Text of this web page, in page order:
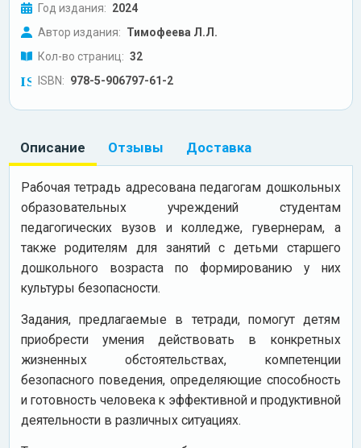
Год издания: 2024
Автор издания: Тимофеева Л.Л.
Кол-во страниц: 32
ISBN: 978-5-906797-61-2
Описание Отзывы Доставка
Рабочая тетрадь адресована педагогам дошкольных
образовательных учреждений студентам
педагогических вузов и колледже, гувернерам, а
также родителям для занятий с детьми старшего
дошкольного возраста по формированию у них
культуры безопасности.
Задания, предлагаемые в тетради, помогут детям
приобрести умения действовать в конкретных
жизненных обстоятельствах, компетенции
безопасного поведения, определяющие способность
и готовность человека к эффективной и продуктивной
деятельности в различных ситуациях.